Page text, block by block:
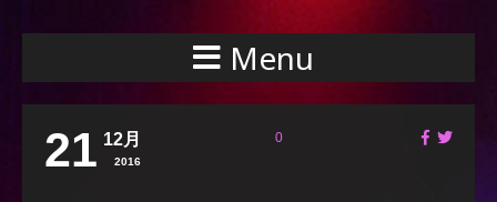
Menu
21 12月
2016
0